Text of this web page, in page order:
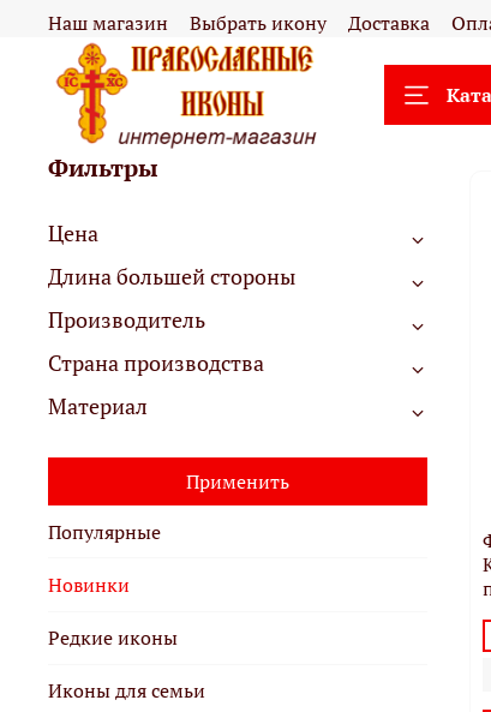
Наш магазин Выбрать икону Доставка
Фильтры
Цена
Длина большей стороны
Производитель
Страна производства
Материал
Применить
Популярные
Новинки
Редкие иконы
Иконы для семьи